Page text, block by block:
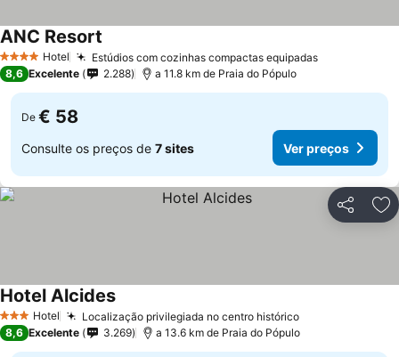
4 EstrelasHotel Estúdios com cozinhas compactas equipadas
ANC Resort
8,6 Excelente 2.288 a 11.8 km de Praia do Pópulo
De € 58
Consulte os preços de 7 sites Ver preços
Partilhar
3 EstrelasHotel Localização privilegiada no centro histórico
Hotel Alcides
8,6 Excelente 3.269 a 13.6 km de Praia do Pópulo